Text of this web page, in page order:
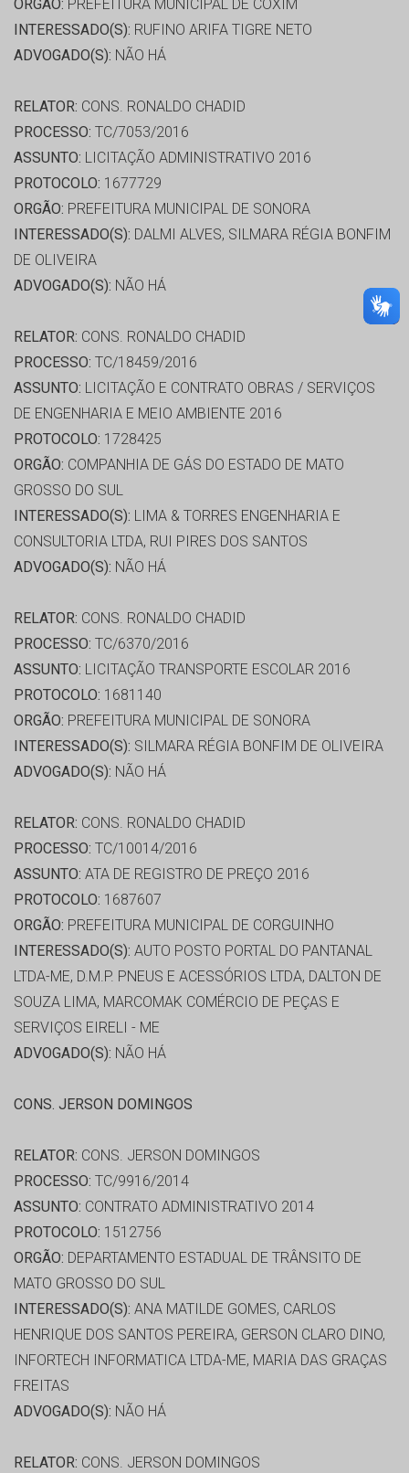
ORGÃO: PREFEITURA MUNICIPAL DE COXIM
INTERESSADO(S): RUFINO ARIFA TIGRE NETO
ADVOGADO(S): NÃO HÁ
RELATOR: CONS. RONALDO CHADID
PROCESSO: TC/7053/2016
ASSUNTO: LICITAÇÃO ADMINISTRATIVO 2016
PROTOCOLO: 1677729
ORGÃO: PREFEITURA MUNICIPAL DE SONORA
INTERESSADO(S): DALMI ALVES, SILMARA RÉGIA BONFIM
DE OLIVEIRA
ADVOGADO(S): NÃO HÁ
RELATOR: CONS. RONALDO CHADID
PROCESSO: TC/18459/2016
ASSUNTO: LICITAÇÃO E CONTRATO OBRAS / SERVIÇOS
DE ENGENHARIA E MEIO AMBIENTE 2016
PROTOCOLO: 1728425
ORGÃO: COMPANHIA DE GÁS DO ESTADO DE MATO
GROSSO DO SUL
INTERESSADO(S): LIMA & TORRES ENGENHARIA E
CONSULTORIA LTDA, RUI PIRES DOS SANTOS
ADVOGADO(S): NÃO HÁ
RELATOR: CONS. RONALDO CHADID
PROCESSO: TC/6370/2016
ASSUNTO: LICITAÇÃO TRANSPORTE ESCOLAR 2016
PROTOCOLO: 1681140
ORGÃO: PREFEITURA MUNICIPAL DE SONORA
INTERESSADO(S): SILMARA RÉGIA BONFIM DE OLIVEIRA
ADVOGADO(S): NÃO HÁ
RELATOR: CONS. RONALDO CHADID
PROCESSO: TC/10014/2016
ASSUNTO: ATA DE REGISTRO DE PREÇO 2016
PROTOCOLO: 1687607
ORGÃO: PREFEITURA MUNICIPAL DE CORGUINHO
INTERESSADO(S): AUTO POSTO PORTAL DO PANTANAL
LTDA-ME, D.M.P. PNEUS E ACESSÓRIOS LTDA, DALTON DE
SOUZA LIMA, MARCOMAK COMÉRCIO DE PEÇAS E
SERVIÇOS EIRELI - ME
ADVOGADO(S): NÃO HÁ
CONS. JERSON DOMINGOS
RELATOR: CONS. JERSON DOMINGOS
PROCESSO: TC/9916/2014
ASSUNTO: CONTRATO ADMINISTRATIVO 2014
PROTOCOLO: 1512756
ORGÃO: DEPARTAMENTO ESTADUAL DE TRÂNSITO DE
MATO GROSSO DO SUL
INTERESSADO(S): ANA MATILDE GOMES, CARLOS
HENRIQUE DOS SANTOS PEREIRA, GERSON CLARO DINO,
INFORTECH INFORMATICA LTDA-ME, MARIA DAS GRAÇAS
FREITAS
ADVOGADO(S): NÃO HÁ
RELATOR: CONS. JERSON DOMINGOS